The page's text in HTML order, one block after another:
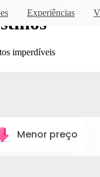
Experiências
imperdíveis
Menor preço